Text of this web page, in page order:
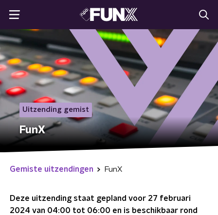
Uitzending gemist
FunX
Gemiste uitzendingen FunX
Deze uitzending staat gepland voor 27 februari
2024 van 04:00 tot 06:00 en is beschikbaar rond